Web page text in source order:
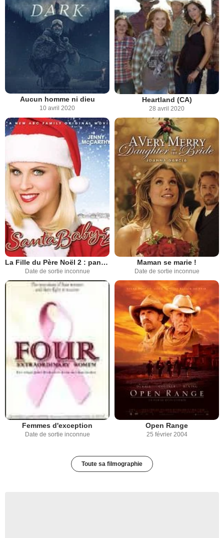
Aucun homme ni dieu
10 avril 2020
Heartland (CA)
28 avril 2020
La Fille du Père Noël 2 : panique à Polaris
Date de sortie inconnue
Maman se marie !
Date de sortie inconnue
Femmes d'exception
Date de sortie inconnue
Open Range
25 février 2004
Toute sa filmographie